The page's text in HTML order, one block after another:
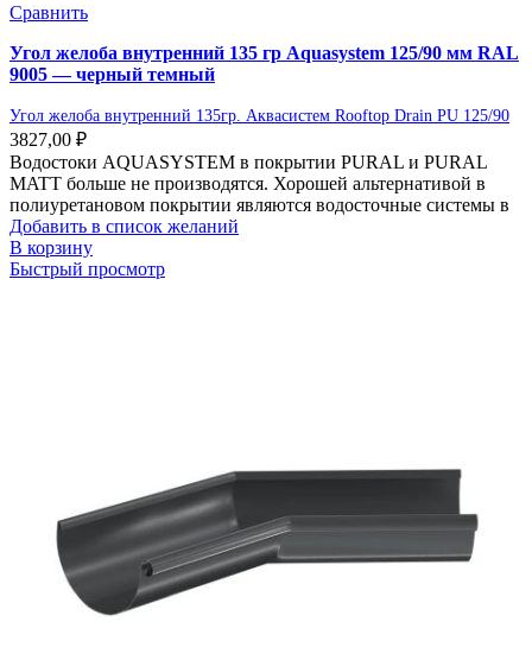
Сравнить
Угол желоба внутренний 135 гр Aquasystem 125/90 мм RAL
9005 — черный темный
Угол желоба внутренний 135гр. Аквасистем Rooftop Drain PU 125/90
3827,00 ₽
Водостоки AQUASYSTEM в покрытии PURAL и PURAL
MATT больше не производятся. Хорошей альтернативой в
полиуретановом покрытии являются водосточные системы в
Добавить в список желаний
В корзину
Быстрый просмотр